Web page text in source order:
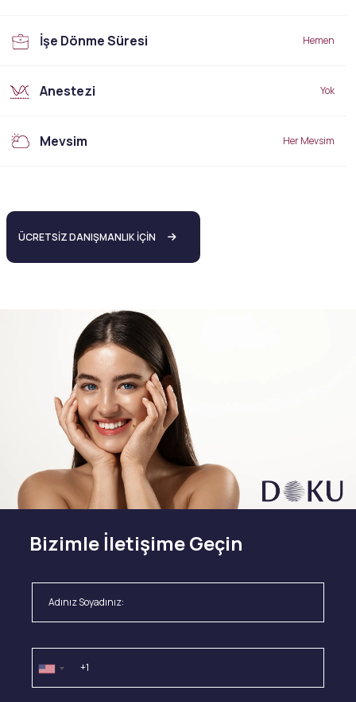
İşe Dönme Süresi Hemen
Anestezi Yok
Mevsim Her Mevsim
ÜCRETSİZ DANIŞMANLIK İÇİN
Bizimle İletişime Geçin